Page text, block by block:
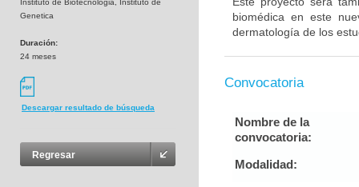
Instituto de Biotecnologia, Instituto de
Genetica
Duración:
24 meses
Descargar resultado de búsqueda
Regresar
biomédica en este
dermatología de los
Convocatoria
Nombre de la
convocatoria:
Modalidad: